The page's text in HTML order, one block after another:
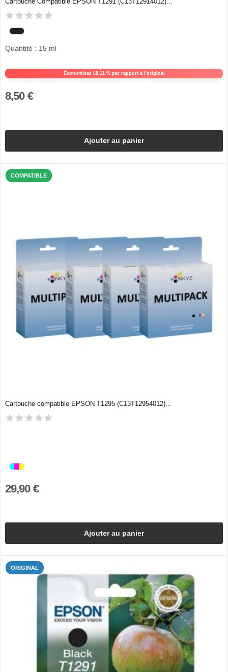
Économisez 68,11 % par rapport à l'original
Quantité : 15 ml
8,50 €
Ajouter au panier
COMPATIBLE
Cartouche compatible EPSON T1295 (C13T12954012)...
29,90 €
Ajouter au panier
ORIGINAL